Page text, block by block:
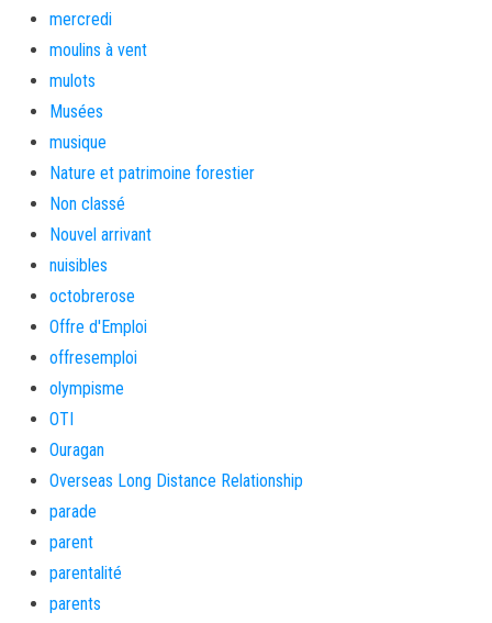
mercredi
moulins à vent
mulots
Musées
musique
Nature et patrimoine forestier
Non classé
Nouvel arrivant
nuisibles
octobrerose
Offre d'Emploi
offresemploi
olympisme
OTI
Ouragan
Overseas Long Distance Relationship
parade
parent
parentalité
parents